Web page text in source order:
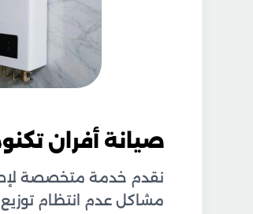
صيانة أفران
نقدم خدمة متخصصة
مشاكل عدم انتظام توزيع